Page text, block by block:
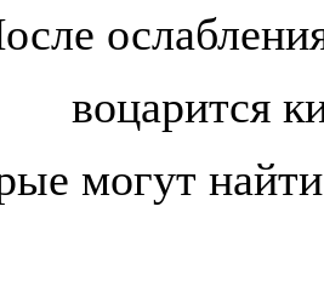
воцарится
могут